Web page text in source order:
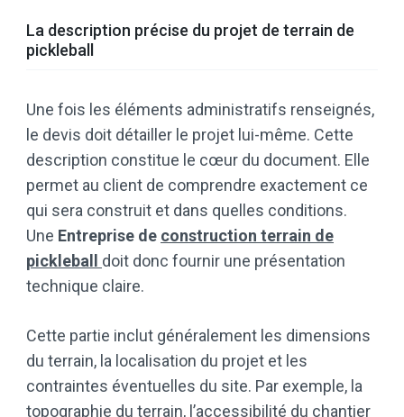
La description précise du projet de terrain de
pickleball
Une fois les éléments administratifs renseignés,
le devis doit détailler le projet lui-même. Cette
description constitue le cœur du document. Elle
permet au client de comprendre exactement ce
qui sera construit et dans quelles conditions.
Une Entreprise de construction terrain de
pickleball doit donc fournir une présentation
technique claire.
Cette partie inclut généralement les dimensions
du terrain, la localisation du projet et les
contraintes éventuelles du site. Par exemple, la
topographie du terrain, l’accessibilité du chantier